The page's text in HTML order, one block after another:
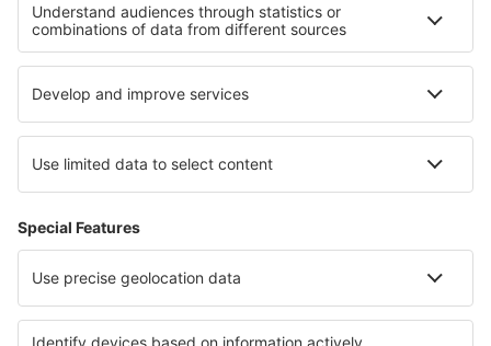
Hoteluri in Allgau Hoteluri in Black Forest
Hoteluri in Sächsische Schweiz
Hoteluri in Nuevo León Hoteluri in Sadecki Beskids